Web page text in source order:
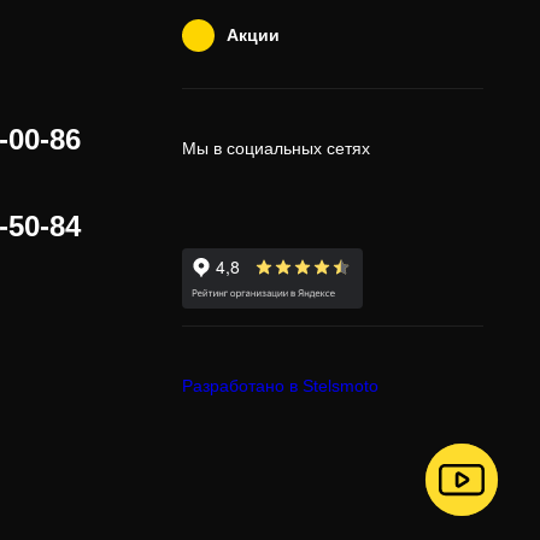
00-86
50-84
Акции
Мы в социальных сетях
Разработано в Stelsmoto